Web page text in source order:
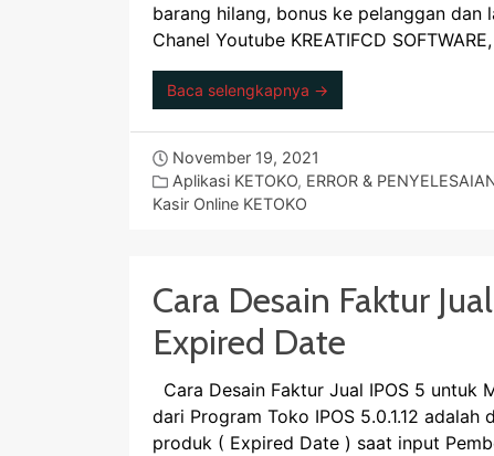
barang hilang, bonus ke pelanggan
Chanel Youtube KREATIFCD
Baca selengkapnya →
November 19, 2021
Aplikasi KETOKO, ERROR &
Kasir Online KETOKO
Cara Desain Faktur
Expired Date
Cara Desain Faktur Jual IPOS 5 untuk
dari Program Toko IPOS 5.0.1.12
produk ( Expired Date ) saat input